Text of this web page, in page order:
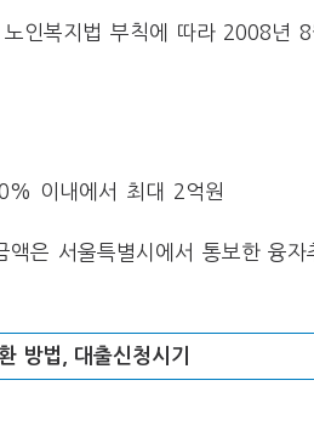
인복지법 부칙에 따라 2008년
이내에서 최대 2억원
은 서울특별시에서 통보한 융
방법, 대출신청시기